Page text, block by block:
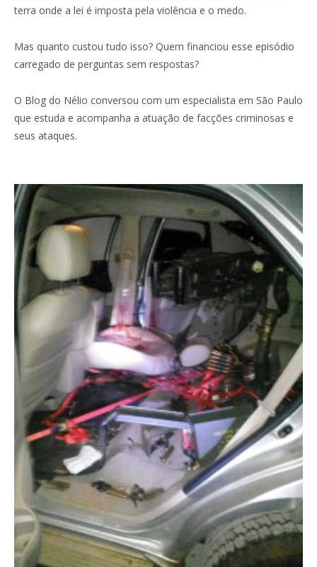
terra onde a lei é imposta pela violência e o medo.
Mas quanto custou tudo isso? Quem financiou esse episódio
carregado de perguntas sem respostas?
O Blog do Nélio conversou com um especialista em São Paulo
que estuda e acompanha a atuação de facções criminosas e
seus ataques.